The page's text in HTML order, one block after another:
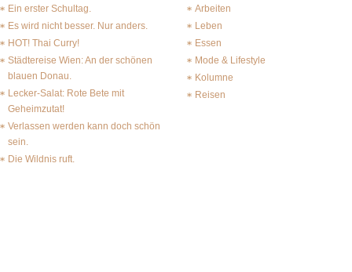
Ein erster Schultag.
Es wird nicht besser. Nur anders.
HOT! Thai Curry!
Städtereise Wien: An der schönen
blauen Donau.
Lecker-Salat: Rote Bete mit
Geheimzutat!
Verlassen werden kann doch schön
sein.
Die Wildnis ruft.
Arbeiten
Leben
Essen
Mode & Lifestyle
Kolumne
Reisen